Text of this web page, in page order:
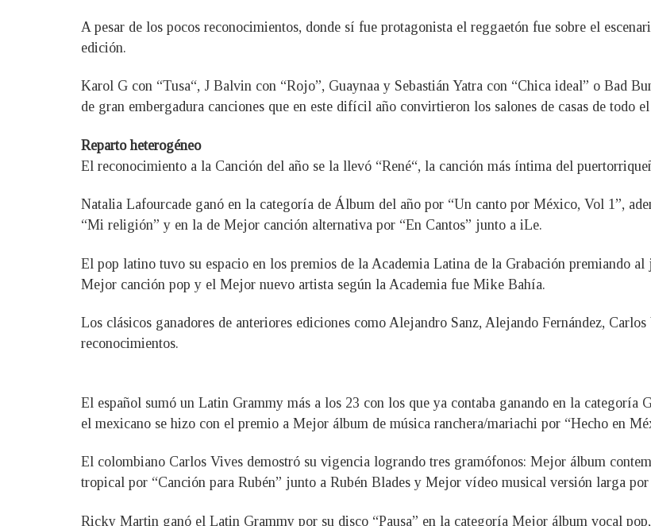
A pesar de los pocos reconocimientos, donde sí fue protagonista el reggaetón fue sobre el
edición.
Karol G con “Tusa“, J Balvin con “Rojo”, Guaynaa y Sebastián Yatra con “Chica ideal” o Bad
de gran embergadura canciones que en este difícil año convirtieron los salones de casas de todo
Reparto heterogéneo
El reconocimiento a la Canción del año se la llevó “René“, la canción más íntima del
Natalia Lafourcade ganó en la categoría de Álbum del año por “Un canto por México, Vol 1”,
“Mi religión” y en la de Mejor canción alternativa por “En Cantos” junto a iLe.
El pop latino tuvo su espacio en los premios de la Academia Latina de la Grabación premiando
Mejor canción pop y el Mejor nuevo artista según la Academia fue Mike Bahía.
Los clásicos ganadores de anteriores ediciones como Alejandro Sanz, Alejando Fernández,
reconocimientos.
El español sumó un Latin Grammy más a los 23 con los que ya contaba ganando en la categoría
el mexicano se hizo con el premio a Mejor álbum de música ranchera/mariachi por “Hecho en
El colombiano Carlos Vives demostró su vigencia logrando tres gramófonos: Mejor álbum
tropical por “Canción para Rubén” junto a Rubén Blades y Mejor vídeo musical versión larga
Ricky Martin ganó el Latin Grammy por su disco “Pausa” en la categoría Mejor álbum vocal